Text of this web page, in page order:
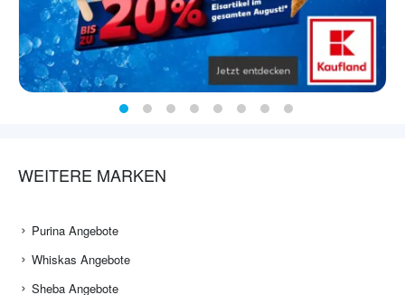
WEITERE MARKEN
Purina Angebote
Whiskas Angebote
Sheba Angebote